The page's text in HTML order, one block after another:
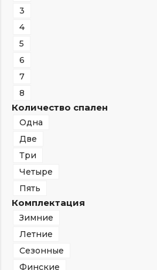
3
4
5
6
7
8
Количество спален
Одна
Две
Три
Четыре
Пять
Комплектация
Зимние
Летние
Сезонные
Финские